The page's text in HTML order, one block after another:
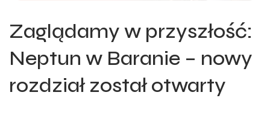
Zaglądamy w przyszłość:
Neptun w Baranie – nowy
rozdział został otwarty